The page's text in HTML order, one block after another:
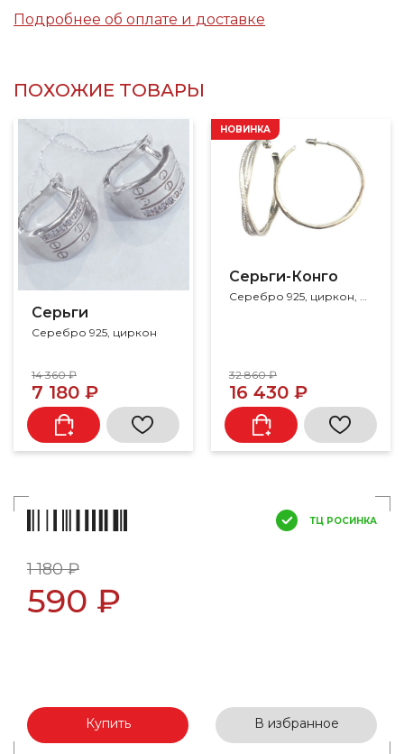
Подробнее об оплате и доставке
ПОХОЖИЕ ТОВАРЫ
Серьги
Серебро 925, циркон
14 360 ₽
7 180 ₽
Серьги-Конго
НОВИНКА
32 860 ₽
16 430 ₽
ТЦ РОСИНКА
1 180 ₽
590 ₽
Купить В избранное